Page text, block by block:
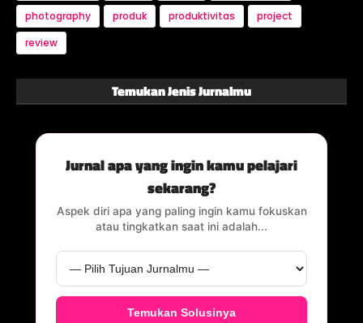
photography
produk produktivitas
project
review
Temukan Jenis Jurnalmu
Jurnal apa yang ingin kamu pelajari
sekarang?
Aspek diri apa yang paling ingin kamu fokuskan
atau tingkatkan saat ini adalah...
Temukan Solusinya